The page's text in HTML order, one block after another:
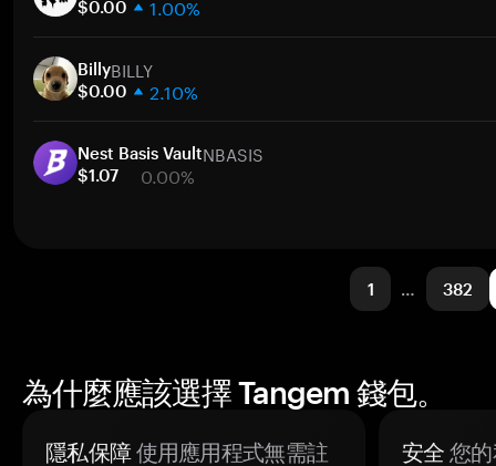
市值 $0.00 1.00%
30 天
市值
BillyBILLY
$0.00 2.10%
30 天
市值
Nest Basis VaultNBASIS
$1.07 0.00%
1 … 382
為什麼應該選擇 Tangem 錢包。
隱私保障使用應用程式無需註
安全 您